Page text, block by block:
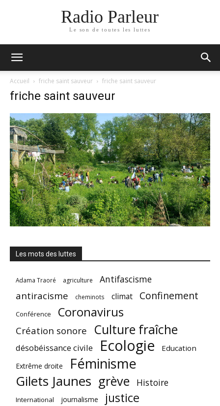
Radio Parleur
Le son de toutes les luttes
Accueil friche saint sauveur friche saint sauveur
friche saint sauveur
Les mots des luttes
Adama Traoré agriculture Antifascisme
antiracisme cheminots climat Confinement
Conférence Coronavirus
Création sonore Culture fraîche
désobéissance civile Ecologie Education
Extrême droite Féminisme
Gilets Jaunes grève Histoire
International journalisme justice